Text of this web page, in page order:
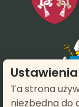
Ta strona
niezbędna do